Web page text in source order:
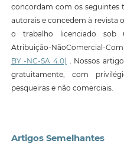
concordam com os seguintes
autorais e concedem à revista
o trabalho licenciado sob
Atribuição-NãoComercial-
BY -NC-SA 4.0) . Nossos
gratuitamente, com
pesqueiras e não comerciais.
Artigos Semelhantes